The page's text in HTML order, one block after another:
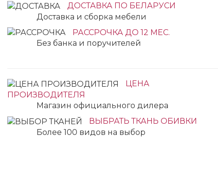
ДОСТАВКА ПО БЕЛАРУСИ
Доставка и сборка мебели
РАССРОЧКА ДО 12 МЕС.
Без банка и поручителей
ЦЕНА
ПРОИЗВОДИТЕЛЯ
Магазин официального дилера
ВЫБРАТЬ ТКАНЬ ОБИВКИ
Более 100 видов на выбор